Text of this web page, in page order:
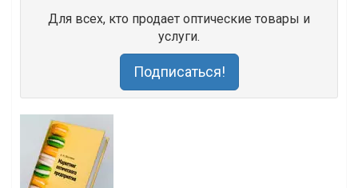
Для всех, кто продает оптические товары и
услуги.
Подписаться!